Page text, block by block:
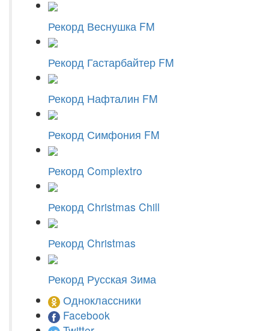
Рекорд Веснушка FM
Рекорд Гастарбайтер FM
Рекорд Нафталин FM
Рекорд Симфония FM
Рекорд Complextro
Рекорд Christmas Chill
Рекорд Christmas
Рекорд Русская Зима
Одноклассники
Facebook